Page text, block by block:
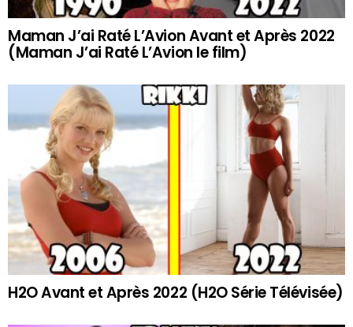
Maman J’ai Raté L’Avion Avant et Après 2022
(Maman J’ai Raté L’Avion le film)
H2O Avant et Après 2022 (H2O Série Télévisée)